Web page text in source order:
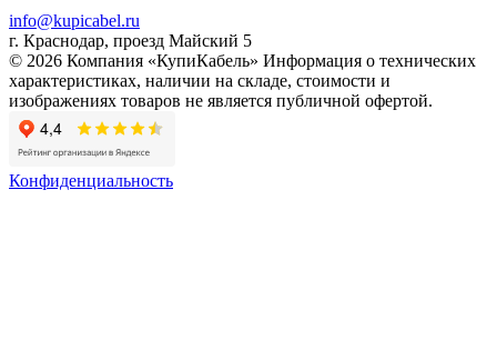
info@kupicabel.ru
г. Краснодар, проезд Майский 5
© 2026 Компания «КупиКабель» Информация о технических
характеристиках, наличии на складе, стоимости и
изображениях товаров не является публичной офертой.
Конфиденциальность